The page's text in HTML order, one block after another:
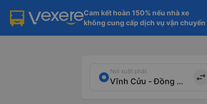
Cam kết hoàn 150% nếu nhà xe
không cung cấp dịch vụ vận
Nơi xuất phát
import_export